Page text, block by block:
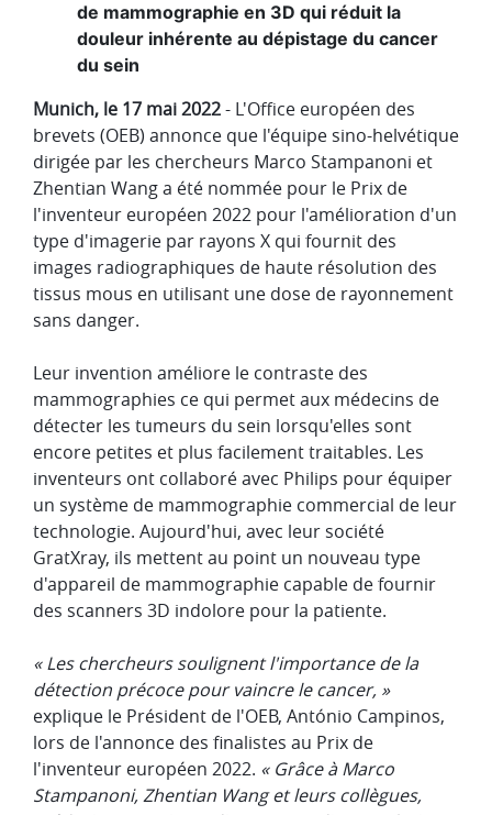
de mammographie en 3D qui réduit la
douleur inhérente au dépistage du cancer
du sein
Munich, le 17 mai 2022- L'Office européen des
brevets (OEB) annonce que l'équipe sino-helvétique
dirigée par les chercheurs Marco Stampanoni et
Zhentian Wang a été nommée pour le Prix de
l'inventeur européen 2022 pour l'amélioration d'un
type d'imagerie par rayons X qui fournit des
images radiographiques de haute résolution des
tissus mous en utilisant une dose de rayonnement
sans danger.
Leur invention améliore le contraste des
mammographies ce qui permet aux médecins de
détecter les tumeurs du sein lorsqu'elles sont
encore petites et plus facilement traitables. Les
inventeurs ont collaboré avec Philips pour équiper
un système de mammographie commercial de leur
technologie. Aujourd'hui, avec leur société
GratXray, ils mettent au point un nouveau type
d'appareil de mammographie capable de fournir
des scanners 3D indolore pour la patiente.
« Les chercheurs soulignent l'importance de la
détection précoce pour vaincre le cancer, »
explique le Président de l'OEB, António Campinos,
lors de l'annonce des finalistes au Prix de
l'inventeur européen 2022. « Grâce à Marco
Stampanoni, Zhentian Wang et leurs collègues,